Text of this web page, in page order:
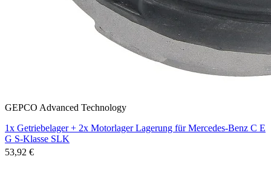
GEPCO Advanced Technology
1x Getriebelager + 2x Motorlager Lagerung für Mercedes-Benz C E
G S-Klasse SLK
53,92 €